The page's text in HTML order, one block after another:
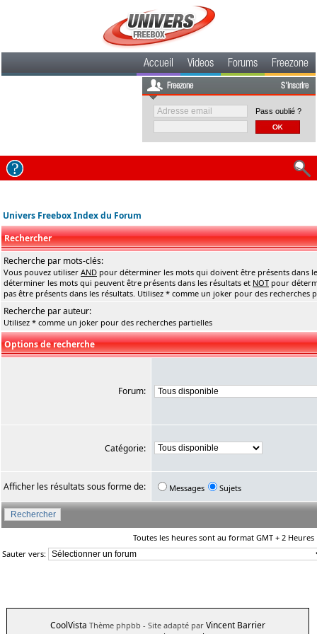
Accueil Videos Forums Freezone
Freezone S'inscrire
Pass oublié ?
Univers Freebox Index du Forum
Rechercher
Recherche par mots-clés:
Vous pouvez utiliser AND pour déterminer les mots qui doivent être présents dans
déterminer les mots qui peuvent être présents dans les résultats et NOT pour
pas être présents dans les résultats. Utilisez * comme un joker pour des recherches
Recherche par auteur:
Utilisez * comme un joker pour des recherches partielles
Options de recherche
Forum:
Catégorie:
Afficher les résultats sous forme de: Messages Sujets
Toutes les heures sont au format GMT + 2 Heures
Sauter vers:
CoolVista Thème phpbb - Site adapté par Vincent Barrier